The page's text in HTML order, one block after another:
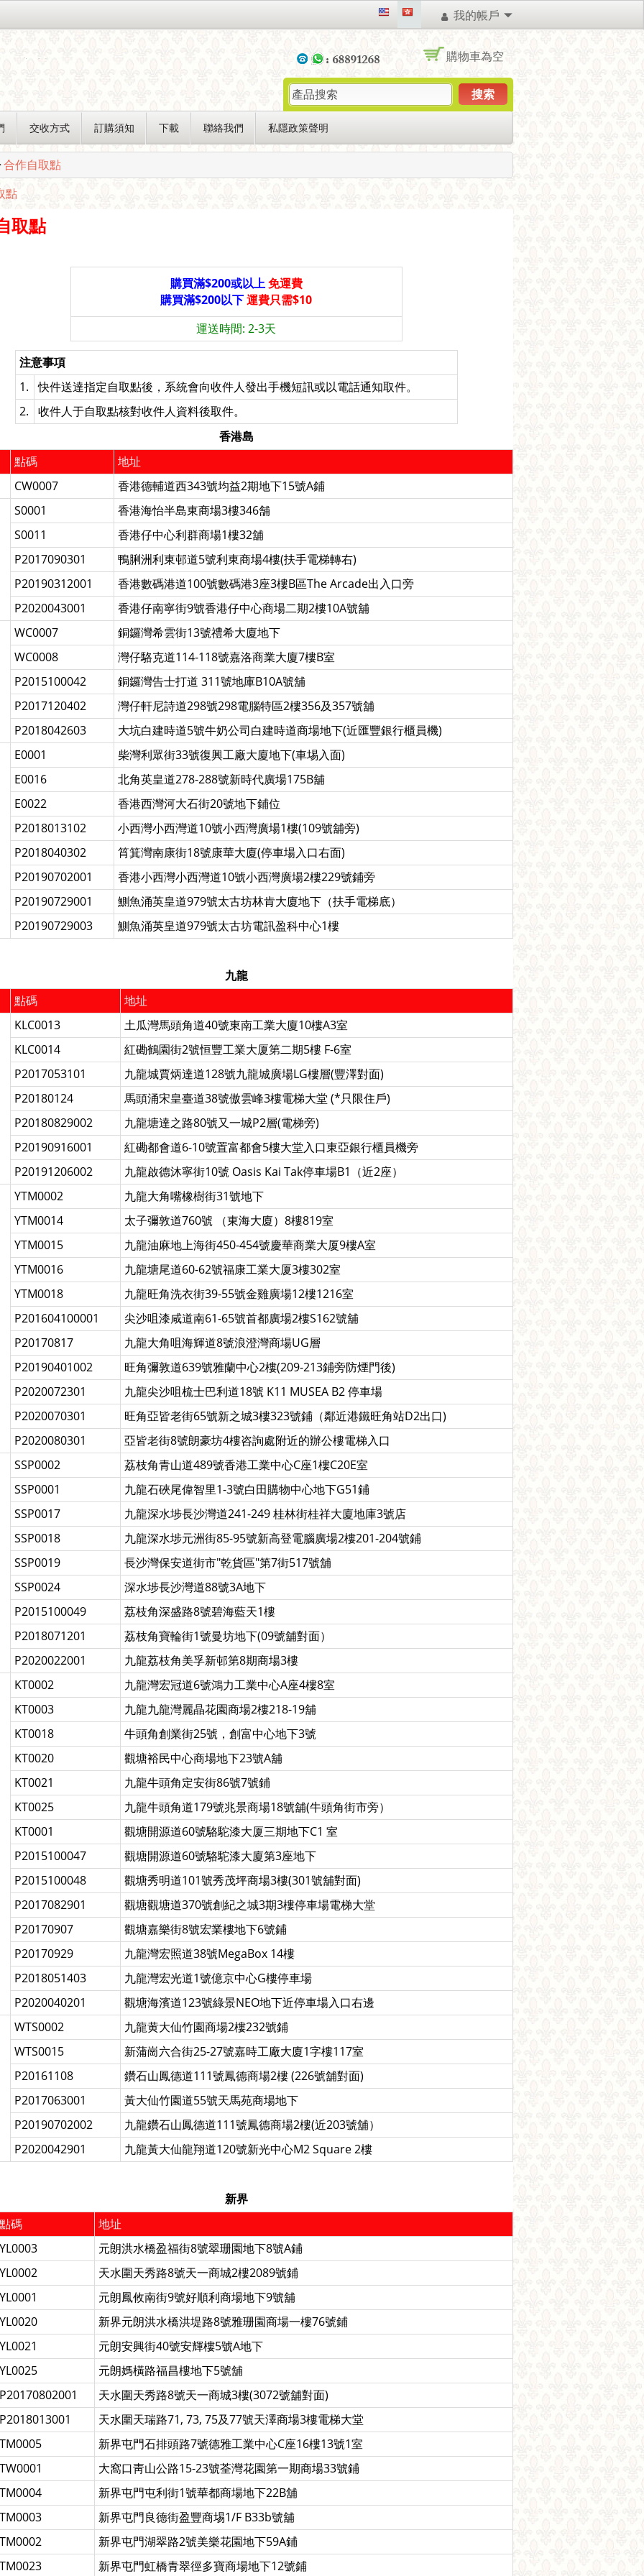
我的帳戶
購物車為空
搜索
交收方式 訂購須知 下載 聯絡我們 私隱政策聲明
合作自取點
點
取點
購買滿$200或以上免運費
購買滿$200以下運費只需$10
運送時間: 2-3天
注意事項
1.
快件送達指定自取點後，系統會向收件人發出手機短訊或以電話通知取件。
2.
收件人于自取點核對收件人資料後取件。
香港島
點碼
地址
CW0007
香港德輔道西343號均益2期地下15號A鋪
S0001
香港海怡半島東商場3樓346舗
S0011
香港仔中心利群商場1樓32舖
P2017090301
鴨脷洲利東邨道5號利東商場4樓(扶手電梯轉右)
P20190312001
香港數碼港道100號數碼港3座3樓B區The Arcade出入口旁
P2020043001
香港仔南寧街9號香港仔中心商場二期2樓10A號舖
WC0007
銅鑼灣希雲街13號禮希大廈地下
WC0008
灣仔駱克道114-118號嘉洛商業大廈7樓B室
P2015100042
銅鑼灣告士打道 311號地庫B10A號舖
P2017120402
灣仔軒尼詩道298號298電腦特區2樓356及357號舖
P2018042603
大坑白建時道5號牛奶公司白建時道商場地下(近匯豐銀行櫃員機)
E0001
柴灣利眾街33號復興工廠大廈地下(車埸入面)
E0016
北角英皇道278-288號新時代廣場175B舖
E0022
香港西灣河大石街20號地下鋪位
P2018013102
小西灣小西灣道10號小西灣廣場1樓(109號舖旁)
P2018040302
筲箕灣南康街18號康華大廈(停車場入口右面)
P20190702001
香港小西灣小西灣道10號小西灣廣場2樓229號鋪旁
P20190729001
鰂魚涌英皇道979號太古坊林肯大廈地下（扶手電梯底）
P20190729003
鰂魚涌英皇道979號太古坊電訊盈科中心1樓
九龍
點碼
地址
KLC0013
土瓜灣馬頭角道40號東南工業大廈10樓A3室
KLC0014
紅磡鶴園街2號恒豐工業大厦第二期5樓 F-6室
P2017053101
九龍城賈炳達道128號九龍城廣場LG樓層(豐澤對面)
P20180124
馬頭涌宋皇臺道38號傲雲峰3樓電梯大堂 (*只限住戶)
P20180829002
九龍塘達之路80號又一城P2層(電梯旁)
P20190916001
紅磡都會道6-10號置富都會5樓大堂入口東亞銀行櫃員機旁
P20191206002
九龍啟德沐寧街10號 Oasis Kai Tak停車場B1（近2座）
YTM0002
九龍大角嘴橡樹街31號地下
YTM0014
太子彌敦道760號 （東海大廈）8樓819室
YTM0015
九龍油麻地上海街450-454號慶華商業大厦9樓A室
YTM0016
九龍塘尾道60-62號福康工業大厦3樓302室
YTM0018
九龍旺角洗衣街39-55號金雞廣場12樓1216室
P201604100001
尖沙咀漆咸道南61-65號首都廣場2樓S162號舖
P20170817
九龍大角咀海輝道8號浪澄灣商場UG層
P20190401002
旺角彌敦道639號雅蘭中心2樓(209-213鋪旁防煙門後)
P2020072301
九龍尖沙咀梳士巴利道18號 K11 MUSEA B2 停車場
P2020070301
旺角亞皆老街65號新之城3樓323號鋪（鄰近港鐵旺角站D2出口)
P2020080301
亞皆老街8號朗豪坊4樓咨詢處附近的辦公樓電梯入口
SSP0002
荔枝角青山道489號香港工業中心C座1樓C20E室
SSP0001
九龍石硤尾偉智里1-3號白田購物中心地下G51鋪
SSP0017
九龍深水埗長沙灣道241-249 桂林街桂祥大廈地庫3號店
SSP0018
九龍深水埗元洲街85-95號新高登電腦廣場2樓201-204號鋪
SSP0019
長沙灣保安道街市"乾貨區"第7街517號舖
SSP0024
深水埗長沙灣道88號3A地下
P2015100049
荔枝角深盛路8號碧海藍天1樓
P2018071201
荔枝角寶輪街1號曼坊地下(09號舖對面）
P2020022001
九龍荔枝角美孚新邨第8期商場3樓
KT0002
九龍灣宏冠道6號鴻力工業中心A座4樓8室
KT0003
九龍九龍灣麗晶花園商場2樓218-19舖
KT0018
牛頭角創業街25號，創富中心地下3號
KT0020
觀塘裕民中心商場地下23號A舖
KT0021
九龍牛頭角定安街86號7號鋪
KT0025
九龍牛頭角道179號兆景商場18號舖(牛頭角街市旁）
KT0001
觀塘開源道60號駱駝漆大厦三期地下C1 室
P2015100047
觀塘開源道60號駱駝漆大廈第3座地下
P2015100048
觀塘秀明道101號秀茂坪商場3樓(301號舖對面)
P2017082901
觀塘觀塘道370號創紀之城3期3樓停車場電梯大堂
P20170907
觀塘嘉樂街8號宏業樓地下6號鋪
P20170929
九龍灣宏照道38號MegaBox 14樓
P2018051403
九龍灣宏光道1號億京中心G樓停車場
P2020040201
觀塘海濱道123號綠景NEO地下近停車場入口右邊
WTS0002
九龍黄大仙竹園商場2樓232號鋪
WTS0015
新蒲崗六合街25-27號嘉時工廠大廈1字樓117室
P20161108
鑽石山鳳德道111號鳳德商場2樓 (226號舖對面)
P2017063001
黃大仙竹園道55號天馬苑商場地下
P20190702002
九龍鑽石山鳳德道111號鳳德商場2樓(近203號舖）
P2020042901
九龍黃大仙龍翔道120號新光中心M2 Square 2樓
新界
碼
地址
元朗洪水橋盈福街8號翠珊園地下8號A鋪
天水圍天秀路8號天一商城2樓2089號鋪
元朗鳳攸南街9號好順利商場地下9號舖
新界元朗洪水橋洪堤路8號雅珊園商場一樓76號鋪
元朗安興街40號安輝樓5號A地下
元朗媽橫路福昌樓地下5號舖
天水圍天秀路8號天一商城3樓(3072號舖對面)
天水圍天瑞路71, 73, 75及77號天澤商場3樓電梯大堂
新界屯門石排頭路7號德雅工業中心C座16樓13號1室
大窩口靑山公路15-23號荃灣花園第一期商場33號鋪
新界屯門屯利街1號華都商場地下22B舖
新界屯門良德街盈豐商埸1/F B33b號舖
新界屯門湖翠路2號美樂花園地下59A鋪
新界屯門虹橋青翠徑多寶商場地下12號鋪